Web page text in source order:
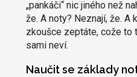
„pankáči“ nic jiného než
že. A noty? Neznají, že. A
zkoušce zeptáte, cože to
sami neví.
Naučit se základy